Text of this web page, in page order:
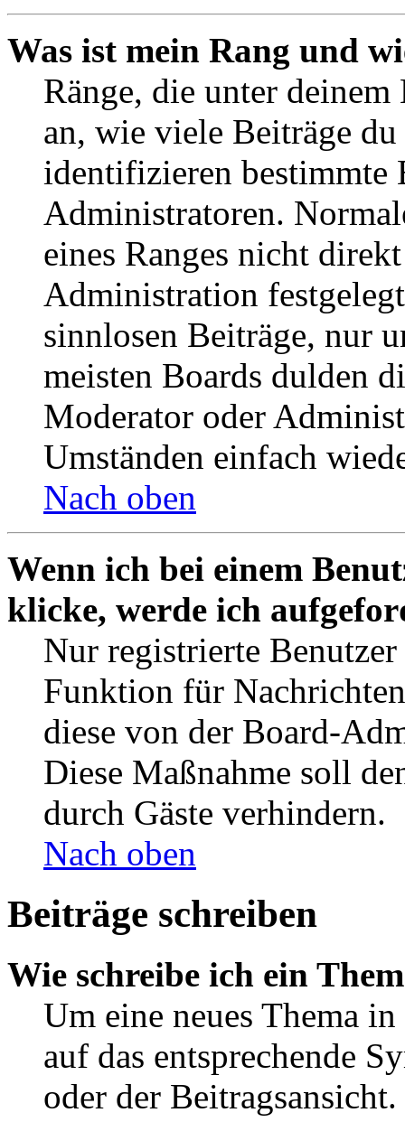
Was ist mein Rang und
Ränge, die unter deinem
an, wie viele Beiträge
identifizieren bestimmte
Administratoren.
eines Ranges nicht
Administration
sinnlosen Beiträge, nur
meisten Boards dulden
Moderator oder
Umständen einfach
Nach oben
Wenn ich bei einem
klicke, werde ich
Nur registrierte
Funktion für
diese von der Board-
Diese Maßnahme soll
durch Gäste verhindern.
Nach oben
Beiträge schreiben
Wie schreibe ich ein
Um eine neues Thema
auf das entsprechende
oder der